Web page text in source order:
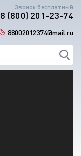
Звонок бесплатный
8 (800) 201-23-74
88002012374@mail.ru